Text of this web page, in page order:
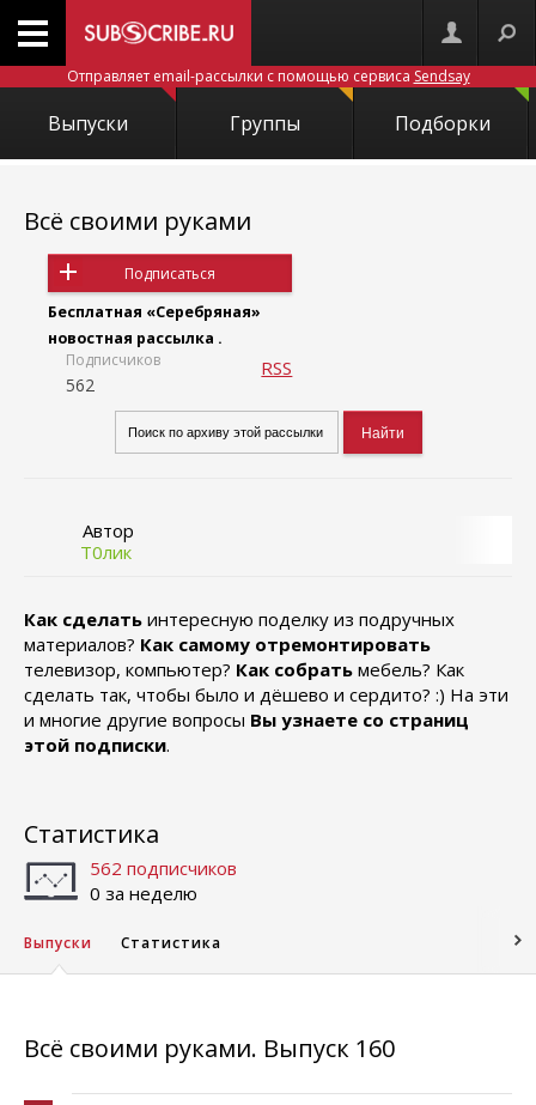
Отправляет email-рассылки с помощью сервиса Sendsay
Выпуски Группы Подборки
Всё своими руками
Подписаться
Бесплатная «Серебряная»
новостная рассылка .
Подписчиков
562
RSS
Автор
Т0лик
Как сделать интересную поделку из подручных
материалов? Как самому отремонтировать
телевизор, компьютер? Как собрать мебель? Как
сделать так, чтобы было и дёшево и сердито? :) На эти
и многие другие вопросы Вы узнаете со страниц
этой подписки.
Статистика
562 подписчиков
0 за неделю
Выпуски Статистика
Всё своими руками. Выпуск 160